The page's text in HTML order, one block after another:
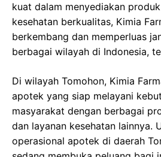
kuat dalam menyediakan
kesehatan berkualitas, Kimia
berkembang dan memperluas
berbagai wilayah di Indonesia,
Di wilayah Tomohon, Kimia
apotek yang siap melayani
masyarakat dengan berbagai
dan layanan kesehatan lainnya.
operasional apotek di daerah